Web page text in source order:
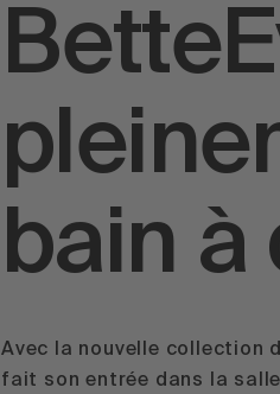
bain à
Avec la nouvelle collection
fait son entrée dans la